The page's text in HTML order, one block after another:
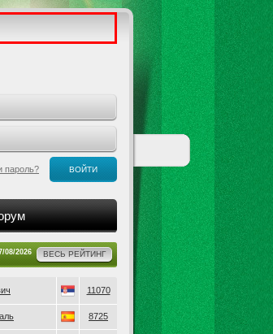
пароль? ВОЙТИ
08/2026 ВЕСЬ РЕЙТИНГ
11070
8725